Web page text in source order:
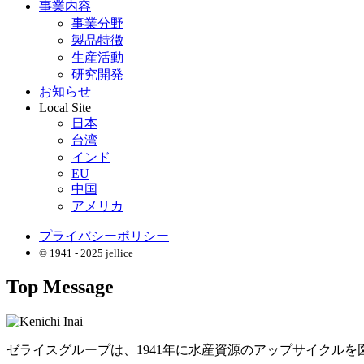
事業内容
事業分野
製品特徴
生産活動
研究開発
お知らせ
Local Site
日本
台湾
インド
EU
中国
アメリカ
プライバシーポリシー
© 1941 - 2025 jellice
Top Message
ゼライスグループは、1941年に水産資源のアップサイクルを